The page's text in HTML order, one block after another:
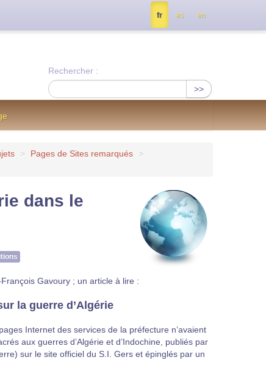
Rechercher :
>>
> Pages de Sites remarqués
>
dans le
Gavoury ; un article à lire :
la guerre d’Algérie
Internet des services de la préfecture n’avaient
aux guerres d’Algérie et d’Indochine, publiés par
sur le site officiel du S.I. Gers et épinglés par un
fr es en
contactez nous à info@notrejournal.info !